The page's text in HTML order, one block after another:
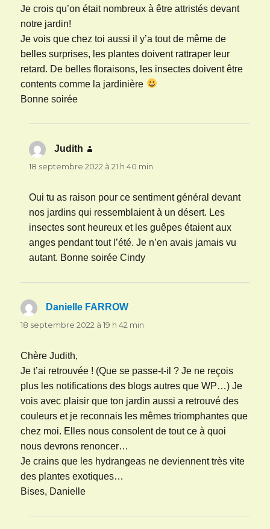
Je crois qu’on était nombreux à être attristés devant
notre jardin!
Je vois que chez toi aussi il y’a tout de même de
belles surprises, les plantes doivent rattraper leur
retard. De belles floraisons, les insectes doivent être
contents comme la jardinière
Bonne soirée
Judith
18 septembre 2022 à 21 h 40 min
Oui tu as raison pour ce sentiment général devant
nos jardins qui ressemblaient à un désert. Les
insectes sont heureux et les guêpes étaient aux
anges pendant tout l’été. Je n’en avais jamais vu
autant. Bonne soirée Cindy
Danielle FARROW
18 septembre 2022 à 19 h 42 min
Chère Judith,
Je t’ai retrouvée ! (Que se passe-t-il ? Je ne reçois
plus les notifications des blogs autres que WP…) Je
vois avec plaisir que ton jardin aussi a retrouvé des
couleurs et je reconnais les mêmes triomphantes que
chez moi. Elles nous consolent de tout ce à quoi
nous devrons renoncer…
Je crains que les hydrangeas ne deviennent très vite
des plantes exotiques…
Bises, Danielle